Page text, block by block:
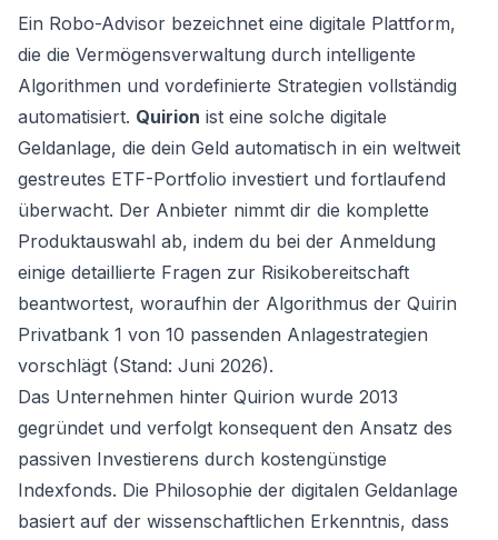
Ein Robo-Advisor bezeichnet eine digitale Plattform,
die die Vermögensverwaltung durch intelligente
Algorithmen und vordefinierte Strategien vollständig
automatisiert. Quirion ist eine solche digitale
Geldanlage, die dein Geld automatisch in ein weltweit
gestreutes ETF-Portfolio investiert und fortlaufend
überwacht. Der Anbieter nimmt dir die komplette
Produktauswahl ab, indem du bei der Anmeldung
einige detaillierte Fragen zur Risikobereitschaft
beantwortest, woraufhin der Algorithmus der Quirin
Privatbank 1 von 10 passenden Anlagestrategien
vorschlägt (Stand: Juni 2026).
Das Unternehmen hinter Quirion wurde 2013
gegründet und verfolgt konsequent den Ansatz des
passiven Investierens durch kostengünstige
Indexfonds. Die Philosophie der digitalen Geldanlage
basiert auf der wissenschaftlichen Erkenntnis, dass